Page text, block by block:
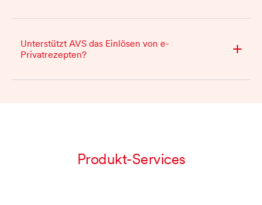
Unterstützt AVS das Einlösen von e-
Privatrezepten?
Produkt-Services